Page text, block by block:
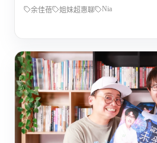
余佳蓓 姐妹超惠聊 Nia